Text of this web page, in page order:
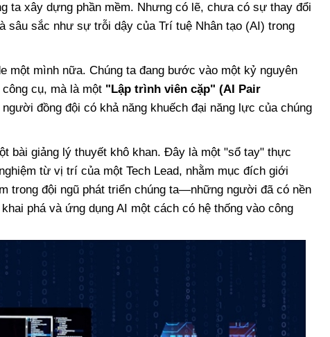
ta xây dựng phần mềm. Nhưng có lẽ, chưa có sự thay đổi
sâu sắc như sự trỗi dậy của Trí tuệ Nhân tạo (AI) trong
một mình nữa. Chúng ta đang bước vào một kỷ nguyên
cụ, mà là một "Lập trình viên cặp" (AI Pair
đồng đội có khả năng khuếch đại năng lực của chúng
bài giảng lý thuyết khô khan. Đây là một "sổ tay" thực
từ vị trí của một Tech Lead, nhằm mục đích giới
trong đội ngũ phát triển chúng ta—những người đã có nền
phá và ứng dụng AI một cách có hệ thống vào công